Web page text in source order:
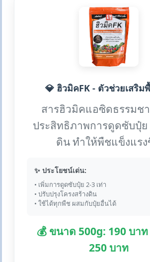
💎 ฮิวมิคFK - ตัวช่วยเสริม
สารฮิวมิคแอซิดธรรมช
ประสิทธิภาพการดูดซับปุ๋ย
ดิน ทำให้พืชแข็งแร
✨ ประโยชน์เด่น:
• เพิ่มการดูดซับปุ๋ย 2-3 เท่า
• ปรับปรุงโครงสร้างดิน
• ใช้ได้ทุกพืช ผสมกับปุ๋ยอื่นได้
💰 ขนาด 500g: 190 บา
250 บาท